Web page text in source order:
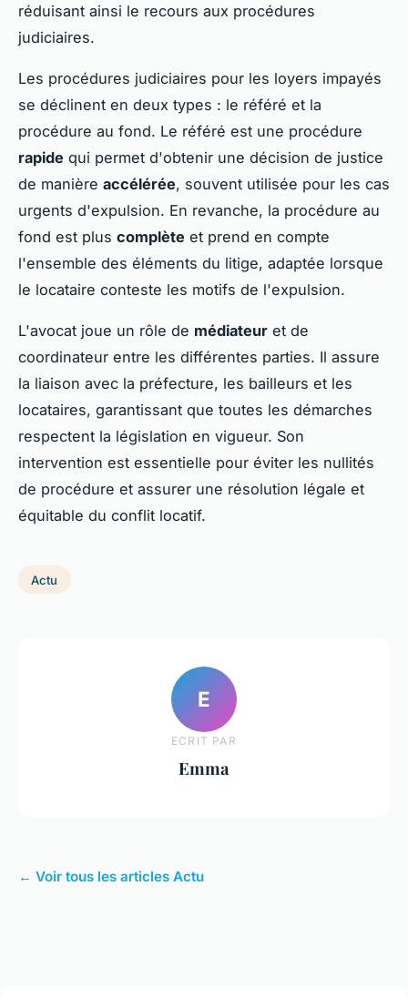
réduisant ainsi le recours aux procédures
judiciaires.
Les procédures judiciaires pour les loyers impayés
se déclinent en deux types : le référé et la
procédure au fond. Le référé est une procédure
rapide qui permet d'obtenir une décision de justice
de manière accélérée, souvent utilisée pour les cas
urgents d'expulsion. En revanche, la procédure au
fond est plus complète et prend en compte
l'ensemble des éléments du litige, adaptée lorsque
le locataire conteste les motifs de l'expulsion.
L'avocat joue un rôle de médiateur et de
coordinateur entre les différentes parties. Il assure
la liaison avec la préfecture, les bailleurs et les
locataires, garantissant que toutes les démarches
respectent la législation en vigueur. Son
intervention est essentielle pour éviter les nullités
de procédure et assurer une résolution légale et
équitable du conflit locatif.
Actu
E
ECRIT PAR
Emma
← Voir tous les articles Actu